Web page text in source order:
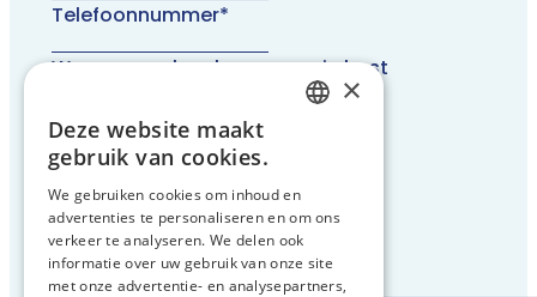
Telefoonnummer*
Wanneer en hoe kunnen we je best
ENGLISH
×
Deze website maakt
gebruik van cookies.
We gebruiken cookies om inhoud en
advertenties te personaliseren en om ons
verkeer te analyseren. We delen ook
informatie over uw gebruik van onze site
met onze advertentie- en analysepartners,